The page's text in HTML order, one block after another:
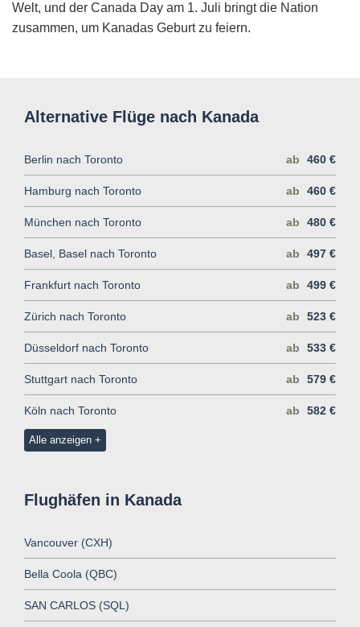
Welt, und der Canada Day am 1. Juli bringt die Nation
zusammen, um Kanadas Geburt zu feiern.
Alternative Flüge nach Kanada
Berlin nach Toronto ab 460 €
Hamburg nach Toronto ab 460 €
München nach Toronto ab 480 €
Basel, Basel nach Toronto ab 497 €
Frankfurt nach Toronto ab 499 €
Zürich nach Toronto ab 523 €
Düsseldorf nach Toronto ab 533 €
Stuttgart nach Toronto ab 579 €
Köln nach Toronto ab 582 €
Alle anzeigen
Flughäfen in Kanada
Vancouver (CXH)
Bella Coola (QBC)
SAN CARLOS (SQL)